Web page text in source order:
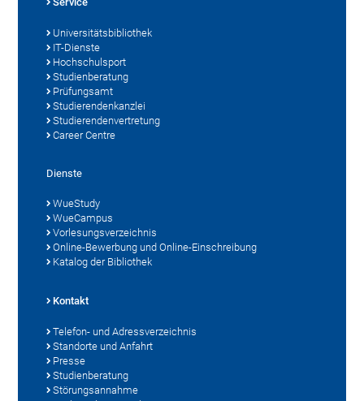
Universitätsbibliothek
IT-Dienste
Hochschulsport
Studienberatung
Prüfungsamt
Studierendenkanzlei
Studierendenvertretung
Career Centre
Dienste
WueStudy
WueCampus
Vorlesungsverzeichnis
Online-Bewerbung und Online-Einschreibung
Katalog der Bibliothek
Kontakt
Telefon- und Adressverzeichnis
Standorte und Anfahrt
Presse
Studienberatung
Störungsannahme